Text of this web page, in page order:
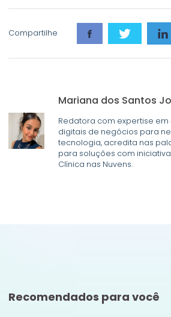
Compartilhe
Mariana dos Santos
Redatora com expertise
digitais de negócios para
tecnologia, acredita nas
para soluções com
Clínica nas Nuvens.
Recomendados para você